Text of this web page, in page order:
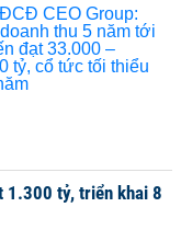
1.300 tỷ, triển khai 8